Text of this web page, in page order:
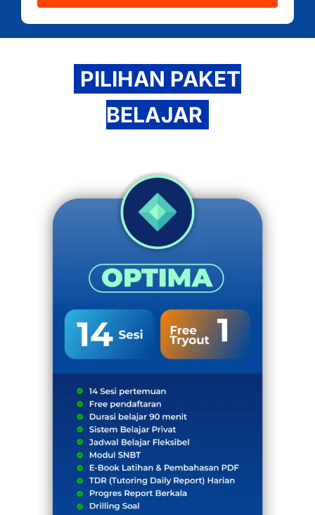
PILIHAN PAKET
BELAJAR